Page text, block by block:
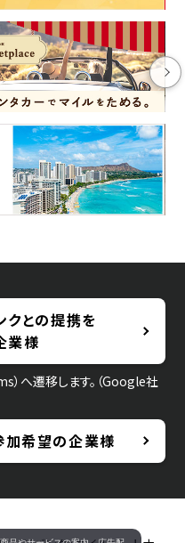
との提携を
業様
へ遷移します。（Google社
希望の企業様